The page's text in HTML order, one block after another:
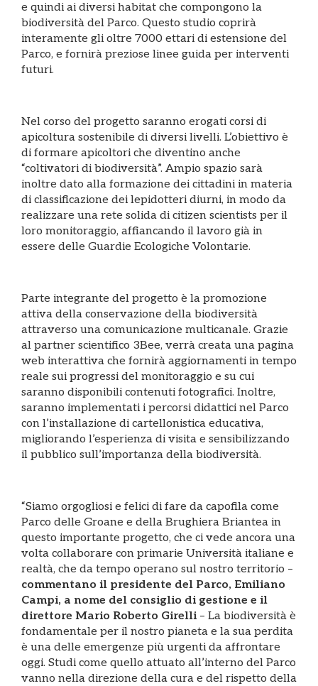
e quindi ai diversi habitat che compongono la
biodiversità del Parco. Questo studio coprirà
interamente gli oltre 7000 ettari di estensione del
Parco, e fornirà preziose linee guida per interventi
futuri.
Nel corso del progetto saranno erogati corsi di
apicoltura sostenibile di diversi livelli. L’obiettivo è
di formare apicoltori che diventino anche
“coltivatori di biodiversità”. Ampio spazio sarà
inoltre dato alla formazione dei cittadini in materia
di classificazione dei lepidotteri diurni, in modo da
realizzare una rete solida di citizen scientists per il
loro monitoraggio, affiancando il lavoro già in
essere delle Guardie Ecologiche Volontarie.
Parte integrante del progetto è la promozione
attiva della conservazione della biodiversità
attraverso una comunicazione multicanale. Grazie
al partner scientifico 3Bee, verrà creata una pagina
web interattiva che fornirà aggiornamenti in tempo
reale sui progressi del monitoraggio e su cui
saranno disponibili contenuti fotografici. Inoltre,
saranno implementati i percorsi didattici nel Parco
con l’installazione di cartellonistica educativa,
migliorando l’esperienza di visita e sensibilizzando
il pubblico sull’importanza della biodiversità.
“Siamo orgogliosi e felici di fare da capofila come
Parco delle Groane e della Brughiera Briantea in
questo importante progetto, che ci vede ancora una
volta collaborare con primarie Università italiane e
realtà, che da tempo operano sul nostro territorio –
commentano il presidente del Parco, Emiliano
Campi, a nome del consiglio di gestione e il
direttore Mario Roberto Girelli – La biodiversità è
fondamentale per il nostro pianeta e la sua perdita
è una delle emergenze più urgenti da affrontare
oggi. Studi come quello attuato all’interno del Parco
vanno nella direzione della cura e del rispetto della